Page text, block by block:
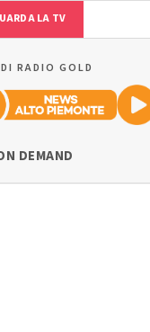
LA TV
RADIO GOLD
DEMAND